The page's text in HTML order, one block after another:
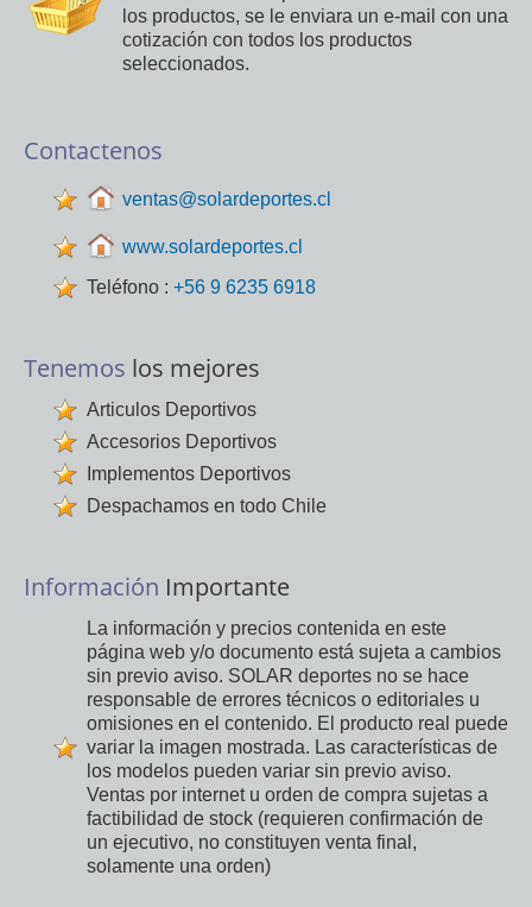
los productos, se le enviara un e-mail con una
cotización con todos los productos
seleccionados.
Contactenos
ventas@solardeportes.cl
www.solardeportes.cl
Teléfono : +56 9 6235 6918
Tenemos los mejores
Articulos Deportivos
Accesorios Deportivos
Implementos Deportivos
Despachamos en todo Chile
Información Importante
La información y precios contenida en este
página web y/o documento está sujeta a cambios
sin previo aviso. SOLAR deportes no se hace
responsable de errores técnicos o editoriales u
omisiones en el contenido. El producto real puede
variar la imagen mostrada. Las características de
los modelos pueden variar sin previo aviso.
Ventas por internet u orden de compra sujetas a
factibilidad de stock (requieren confirmación de
un ejecutivo, no constituyen venta final,
solamente una orden)